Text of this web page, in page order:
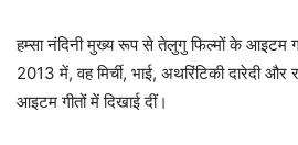
हम्सा नंदिनी मुख्य रूप से तेलुगु फिल्मों के आइटम
2013 में, वह मिर्ची, भाई, अथरिंटिकी दारेदी और
आइटम गीतों में दिखाई दीं।